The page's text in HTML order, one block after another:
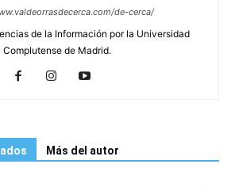
de-cerca/
de la Información por la Universidad
Complutense de Madrid.
Más del autor